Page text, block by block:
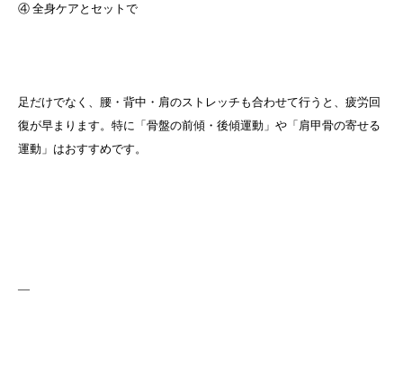
④ 全身ケアとセットで
足だけでなく、腰・背中・肩のストレッチも合わせて行うと、疲労回
復が早まります。特に「骨盤の前傾・後傾運動」や「肩甲骨の寄せる
運動」はおすすめです。
—